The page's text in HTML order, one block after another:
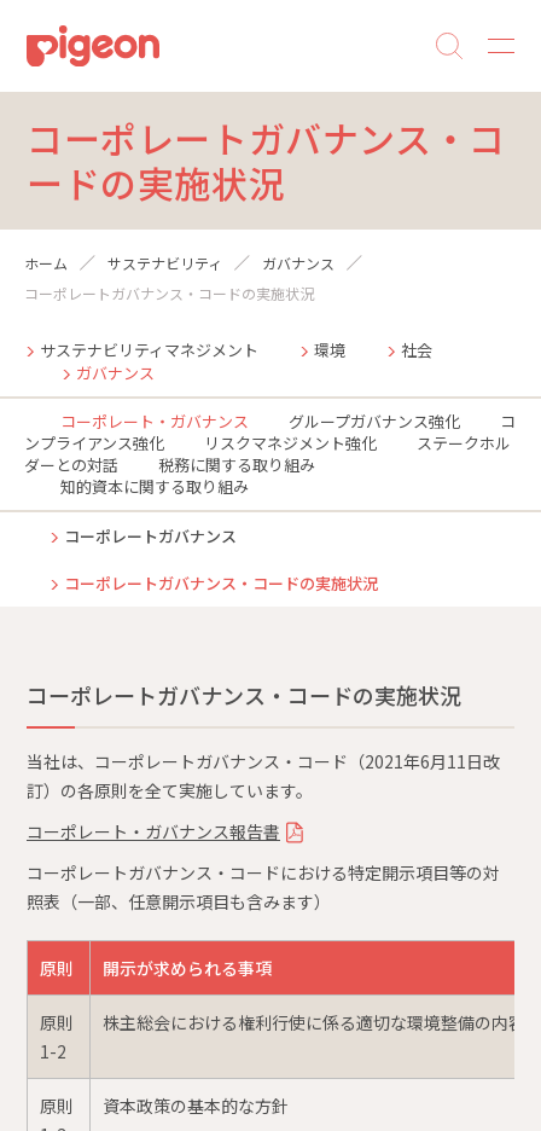
コーポレートガバナンス・コ
ードの実施状況
ホーム サステナビリティ
ガバナンス
コーポレートガバナンス・コードの実施状況
サステナビリティマネジメント 環境
社会
ガバナンス
コーポレート・ガバナンス グループガバナンス強化
コ
ンプライアンス強化
リスクマネジメント強化
ステークホル
ダーとの対話
税務に関する取り組み
知的資本に関する取り組み
コーポレートガバナンス
コーポレートガバナンス・コードの実施状況
コーポレートガバナンス・コードの実施状況
当社は、コーポレートガバナンス・コード（2021年6月11日改
訂）の各原則を全て実施しています。
コーポレート・ガバナンス報告書
コーポレートガバナンス・コードにおける特定開示項目等の対
照表（一部、任意開示項目も含みます）
原則 開示が求められる事項
原則
1-2
株主総会における権利行使に係る適切な環境整備の内容
原則
資本政策の基本的な方針